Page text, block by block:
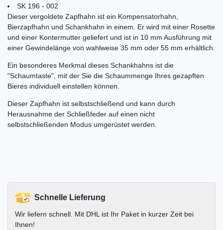
SK 196 - 002
Dieser vergoldete Zapfhahn ist ein Kompensatorhahn,
Bierzapfhahn und Schankhahn in einem. Er wird mit einer Rosette
und einer Kontermutter geliefert und ist in 10 mm Ausführung mit
einer Gewindelänge von wahlweise 35 mm oder 55 mm erhältlich.
Ein besonderes Merkmal dieses Schankhahns ist die
"Schaumtaste", mit der Sie die Schaummenge Ihres gezapften
Bieres individuell einstellen können.
Dieser Zapfhahn ist selbstschließend und kann durch
Herausnahme der Schließfeder auf einen nicht
selbstschließenden Modus umgerüstet werden.
Schnelle Lieferung
Wir liefern schnell. Mit DHL ist Ihr Paket in kurzer Zeit bei
Ihnen!